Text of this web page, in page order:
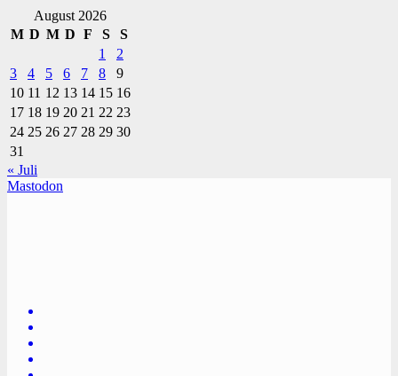
August 2026
M D M D F S
S
1
2
3
4 5 6 7 8
9
10 11 12 13 14 15 16
17 18 19 20 21 22 23
24 25 26 27 28 29 30
31
« Juli
Mastodon